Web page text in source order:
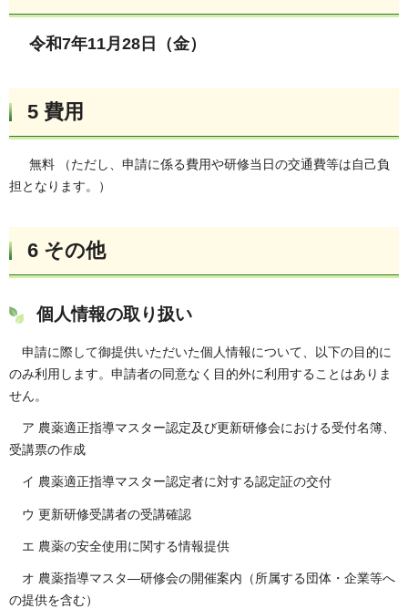
令和7年11月28日（金）
5 費用
無料 （ただし、申請に係る費用や研修当日の交通費等は自己負
担となります。）
6 その他
個人情報の取り扱い
申請に際して御提供いただいた個人情報について、以下の目的に
のみ利用します。申請者の同意なく目的外に利用することはありま
せん。
ア 農薬適正指導マスター認定及び更新研修会における受付名簿、
受講票の作成
イ 農薬適正指導マスター認定者に対する認定証の交付
ウ 更新研修受講者の受講確認
エ 農薬の安全使用に関する情報提供
オ 農薬指導マスタ―研修会の開催案内（所属する団体・企業等へ
の提供を含む）